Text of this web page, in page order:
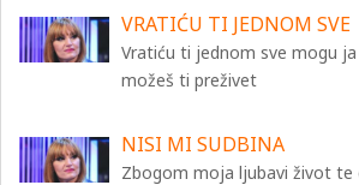
VRATIĆU TI JEDNOM SVE
Vratiću ti jednom sve mogu
možeš ti preživet
NISI MI SUDBINA
Zbogom moja ljubavi život te